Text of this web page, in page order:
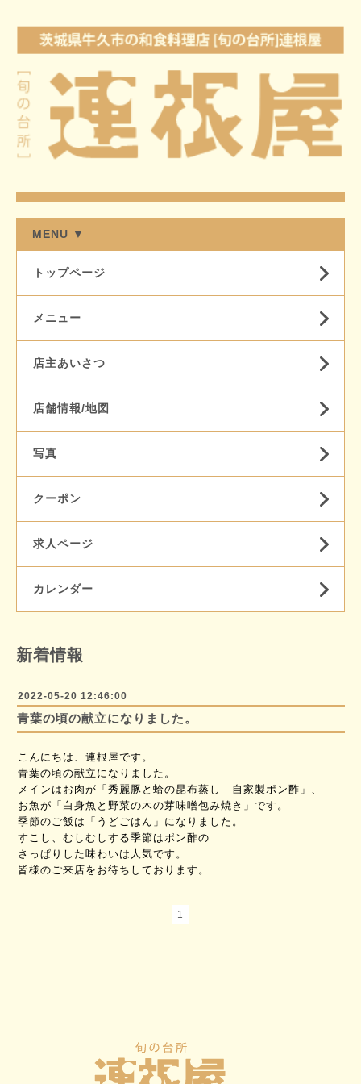
MENU ▼
トップページ
メニュー
店主あいさつ
店舗情報/地図
写真
クーポン
求人ページ
カレンダー
新着情報
2022-05-20 12:46:00
青葉の頃の献立になりました。
こんにちは、連根屋です。
青葉の頃の献立になりました。
メインはお肉が「秀麗豚と蛤の昆布蒸し 自家製ポン酢」、
お魚が「白身魚と野菜の木の芽味噌包み焼き」です。
季節のご飯は「うどごはん」になりました。
すこし、むしむしする季節はポン酢の
さっぱりした味わいは人気です。
皆様のご来店をお待ちしております。
1